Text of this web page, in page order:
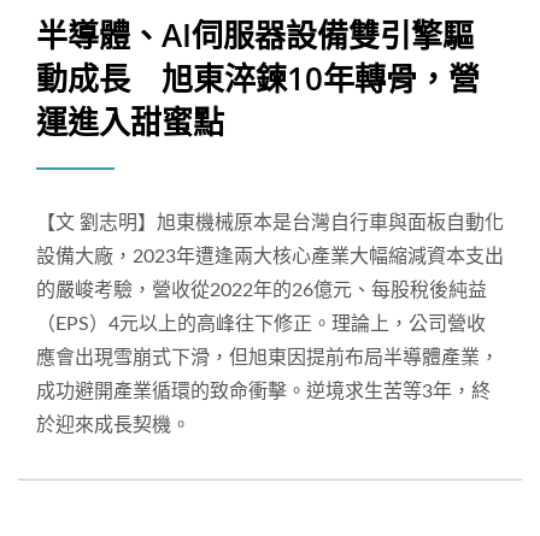
半導體、AI伺服器設備雙引擎驅
動成長 旭東淬鍊10年轉骨，營
運進入甜蜜點
【文 劉志明】旭東機械原本是台灣自行車與面板自動化
設備大廠，2023年遭逢兩大核心產業大幅縮減資本支出
的嚴峻考驗，營收從2022年的26億元、每股稅後純益
（EPS）4元以上的高峰往下修正。理論上，公司營收
應會出現雪崩式下滑，但旭東因提前布局半導體產業，
成功避開產業循環的致命衝擊。逆境求生苦等3年，終
於迎來成長契機。